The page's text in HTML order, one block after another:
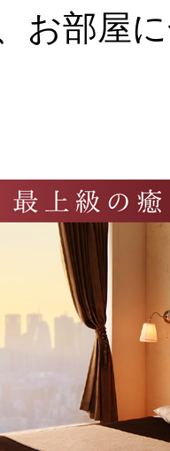
お部屋